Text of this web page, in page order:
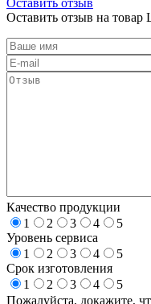
Оставить отзыв на товар
Качество продукции
1
2 3 4
5
Уровень сервиса
1
2 3 4
5
Срок изготовления
1
2 3 4
5
Пожалуйста, докажите,